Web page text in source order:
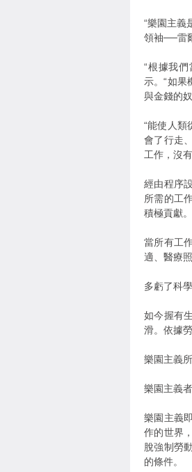
“樂園主義
領袖──雷
“根據我
示。“如果
與金錢的
“能使人類
會了行走
工作，沒
經由程序
所需的工
積極貢獻。
當所有工
適、醫療
多虧了科
如今握有
滑。依據
樂園主義
樂園主義
樂園主義
作的世界
脫強制勞
的條件。